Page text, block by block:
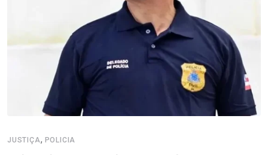
JUSTIÇA, POLICIA